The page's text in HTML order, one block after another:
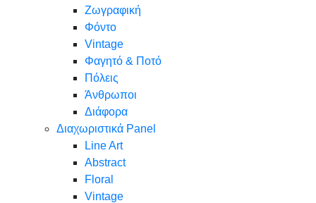
Ζωγραφική
Φόντο
Vintage
Φαγητό & Ποτό
Πόλεις
Άνθρωποι
Διάφορα
Διαχωριστικά Panel
Line Art
Abstract
Floral
Vintage